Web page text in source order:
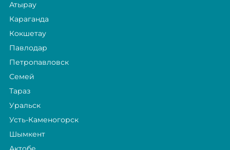
Атырау
Караганда
Кокшетау
Павлодар
Петропавловск
Семей
Тараз
Уральск
Усть-Каменогорск
Шымкент